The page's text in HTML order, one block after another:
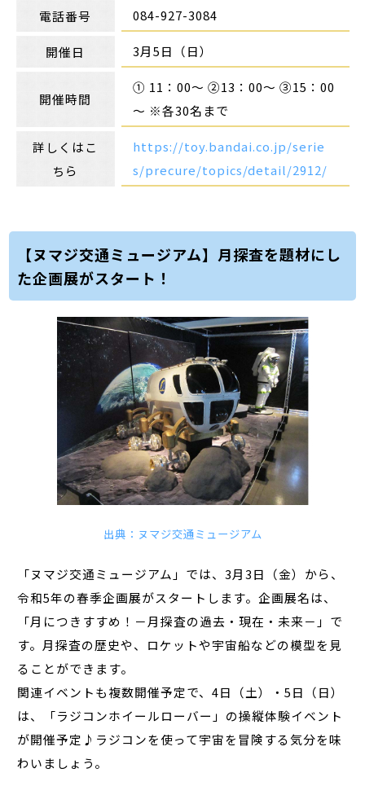
電話番号 084-927-3084
開催日 3月5日（日）
開催時間
① 11：00～ ②13：00～ ③15：00
～ ※各30名まで
詳しくはこ
ちら
https://toy.bandai.co.jp/serie
s/precure/topics/detail/2912/
【ヌマジ交通ミュージアム】月探査を題材にし
た企画展がスタート！
出典：ヌマジ交通ミュージアム
「ヌマジ交通ミュージアム」では、3月3日（金）から、
令和5年の春季企画展がスタートします。企画展名は、
「月につきすすめ！－月探査の過去・現在・未来－」で
す。月探査の歴史や、ロケットや宇宙船などの模型を見
ることができます。
関連イベントも複数開催予定で、4日（土）・5日（日）
は、「ラジコンホイールローバー」の操縦体験イベント
が開催予定♪ラジコンを使って宇宙を冒険する気分を味
わいましょう。